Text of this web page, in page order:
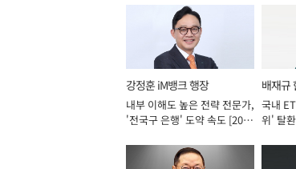
강정훈 iM뱅크 행장
내부 이해도 높은 전략 전문가,
'전국구 은행' 도약 속도 [2026
배재규
표이사
국내
위' 탈